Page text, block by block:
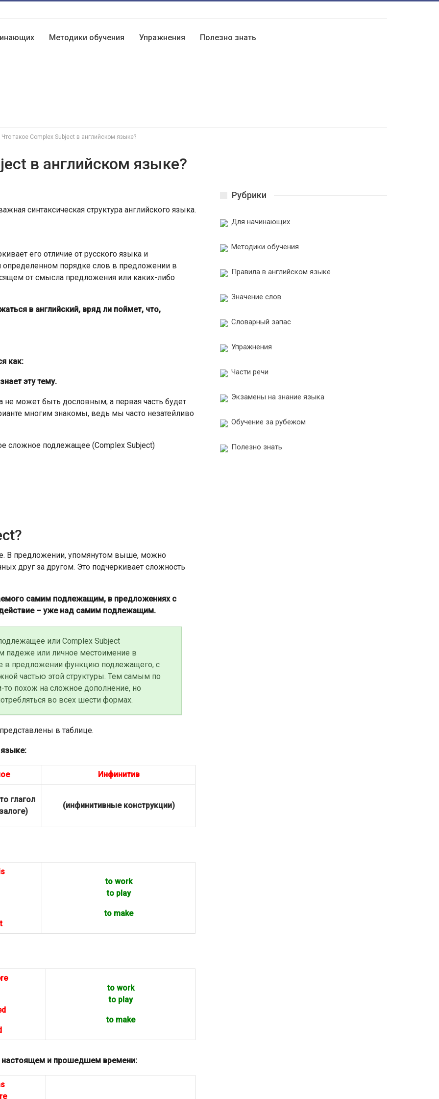
Методики обучения Упражнения Полезно знать
Что такое Complex Subject в английском языке?
в английском языке?
синтаксическая структура английского языка.
его отличие от русского языка и
определенном порядке слов в предложении в
от смысла предложения или каких-либо
в английский, вряд ли поймет, что,
как:
эту тему.
не может быть дословным, а первая часть будет
многим знакомы, ведь мы часто незатейливо
сложное подлежащее (Complex Subject)
В предложении, упомянутом выше, можно
друг за другом. Это подчеркивает сложность
самим подлежащим, в предложениях с
– уже над самим подлежащим.
или Complex Subject
падеже или личное местоимение в
предложении функцию подлежащего, с
частью этой структуры. Тем самым по
похож на сложное дополнение, но
во всех шести формах.
в таблице.
Инфинитив
глагол
(инфинитивные конструкции)
to work
to play
to make
to work
to play
to make
настоящем и прошедшем времени:
Рубрики
Для начинающих
Методики обучения
Правила в английском языке
Значение слов
Словарный запас
Упражнения
Части речи
Экзамены на знание языка
Обучение за рубежом
Полезно знать